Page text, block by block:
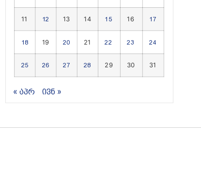
11 12 13 14 15 16 17
18 19 20 21 22 23 24
25 26 27 28 29 30 31
« აპრ ივნ »